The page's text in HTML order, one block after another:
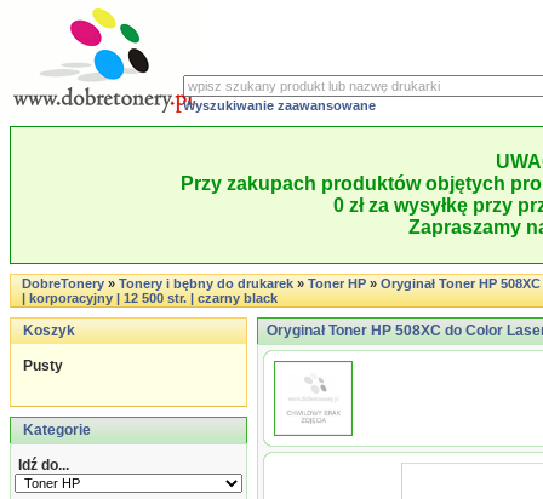
Wyszukiwanie zaawansowane
Przy zakupach produktów objętych
0 zł za wysyłkę przy
Zapraszamy
DobreTonery»Tonery i bębny do drukarek»Toner HP»Oryginał Toner HP
| korporacyjny | 12 500 str. | czarny black
Koszyk
Pusty
Kategorie
Idź do...
Oryginał Toner HP 508XC do Color